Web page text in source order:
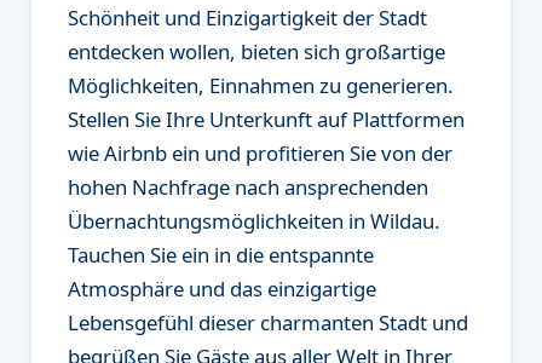
Schönheit und Einzigartigkeit der Stadt
entdecken wollen, bieten sich großartige
Möglichkeiten, Einnahmen zu generieren.
Stellen Sie Ihre Unterkunft auf Plattformen
wie Airbnb ein und profitieren Sie von der
hohen Nachfrage nach ansprechenden
Übernachtungsmöglichkeiten in Wildau.
Tauchen Sie ein in die entspannte
Atmosphäre und das einzigartige
Lebensgefühl dieser charmanten Stadt und
begrüßen Sie Gäste aus aller Welt in Ihrer